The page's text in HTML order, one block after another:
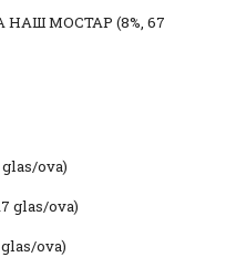
НАШ МОСТАР (8%, 67
glas/ova)
glas/ova)
glas/ova)